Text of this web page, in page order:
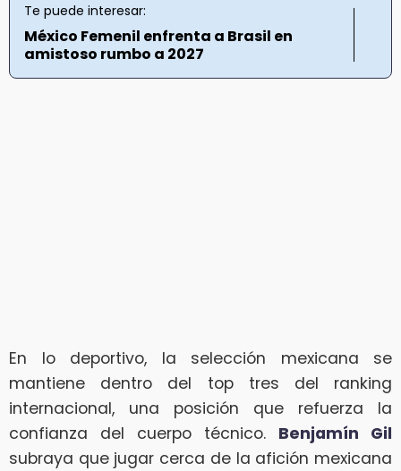
Te puede interesar:
México Femenil enfrenta a Brasil en
amistoso rumbo a 2027
En lo deportivo, la selección mexicana se
mantiene dentro del top tres del ranking
internacional, una posición que refuerza la
confianza del cuerpo técnico. Benjamín Gil
subraya que jugar cerca de la afición mexicana